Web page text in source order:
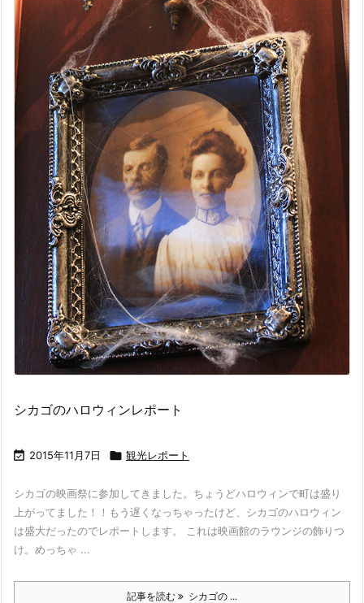
シカゴのハロウィンレポート
 2015年11月7日  観光レポート
シカゴの映画祭に参加してきました。ちょうどハロウィンで町は盛り
上がってました！！もう遅くなっちゃったけど、シカゴのハロウィン
は盛大だったのでレポートします。 これは映画館のラウンジの飾りつ
け。めっちゃ ...
記事を読む シカゴの ...